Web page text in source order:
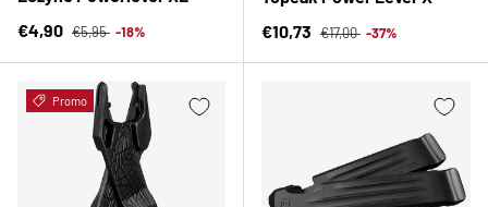
Precio de venta
€4,90 Precio normal
€5,95 -18%
Precio de venta
€10,73 Precio normal
€17,00 -37%
Promo